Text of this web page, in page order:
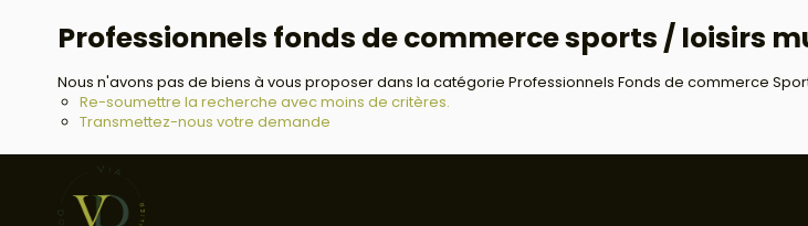
Professionnels fonds de commerce sports / loisirs
Nous n'avons pas de biens à vous proposer dans la catégorie Professionnels Fonds de commerce
Re-soumettre la recherche avec moins de critères.
Transmettez-nous votre demande